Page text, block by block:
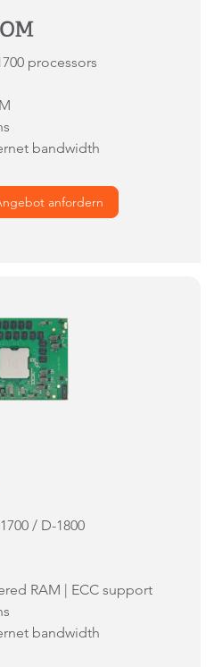
processors
bandwidth
anfordern
/ D-1800
RAM | ECC support
bandwidth